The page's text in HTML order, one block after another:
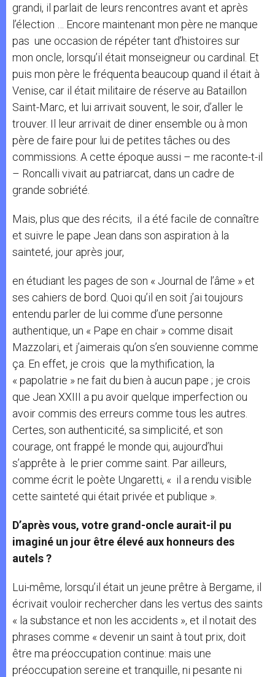
grandi, il parlait de leurs rencontres avant et après
l’élection … Encore maintenant mon père ne manque
pas une occasion de répéter tant d’histoires sur
mon oncle, lorsqu’il était monseigneur ou cardinal. Et
puis mon père le fréquenta beaucoup quand il était à
Venise, car il était militaire de réserve au Bataillon
Saint-Marc, et lui arrivait souvent, le soir, d’aller le
trouver. Il leur arrivait de diner ensemble ou à mon
père de faire pour lui de petites tâches ou des
commissions. A cette époque aussi – me raconte-t-il
– Roncalli vivait au patriarcat, dans un cadre de
grande sobriété.
Mais, plus que des récits, il a été facile de connaître
et suivre le pape Jean dans son aspiration à la
sainteté, jour après jour,
en étudiant les pages de son « Journal de l’âme » et
ses cahiers de bord. Quoi qu’il en soit j’ai toujours
entendu parler de lui comme d’une personne
authentique, un « Pape en chair » comme disait
Mazzolari, et j’aimerais qu’on s’en souvienne comme
ça. En effet, je crois que la mythification, la
« papolatrie » ne fait du bien à aucun pape ; je crois
que Jean XXIII a pu avoir quelque imperfection ou
avoir commis des erreurs comme tous les autres.
Certes, son authenticité, sa simplicité, et son
courage, ont frappé le monde qui, aujourd’hui
s’apprête à le prier comme saint. Par ailleurs,
comme écrit le poète Ungaretti, « il a rendu visible
cette sainteté qui était privée et publique ».
D’après vous, votre grand-oncle aurait-il pu
imaginé un jour être élevé aux honneurs des
autels ?
Lui-même, lorsqu’il était un jeune prêtre à Bergame, il
écrivait vouloir rechercher dans les vertus des saints
« la substance et non les accidents », et il notait des
phrases comme « devenir un saint à tout prix, doit
être ma préoccupation continue: mais une
préoccupation sereine et tranquille, ni pesante ni